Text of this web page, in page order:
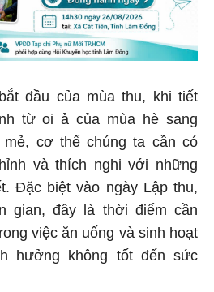
đầu của mùa thu, khi tiết
từ oi ả của mùa hè sang
cơ thể chúng ta cần có
và thích nghi với những
Đặc biệt vào ngày Lập thu,
gian, đây là thời điểm cần
việc ăn uống và sinh hoạt
hưởng không tốt đến sức